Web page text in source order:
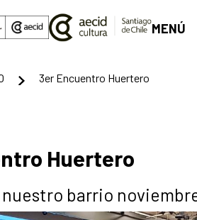
MENÚ
3er Encuentro Huertero
Huertero
barrio